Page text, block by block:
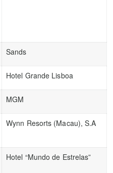
Sands
Hotel Grande Lisboa
MGM
Wynn Resorts (Macau), S.A
Hotel “Mundo de Estrelas”